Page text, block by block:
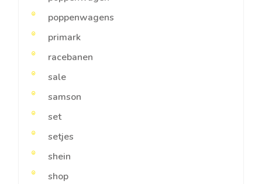
poppenwagens
primark
racebanen
sale
samson
set
setjes
shein
shop